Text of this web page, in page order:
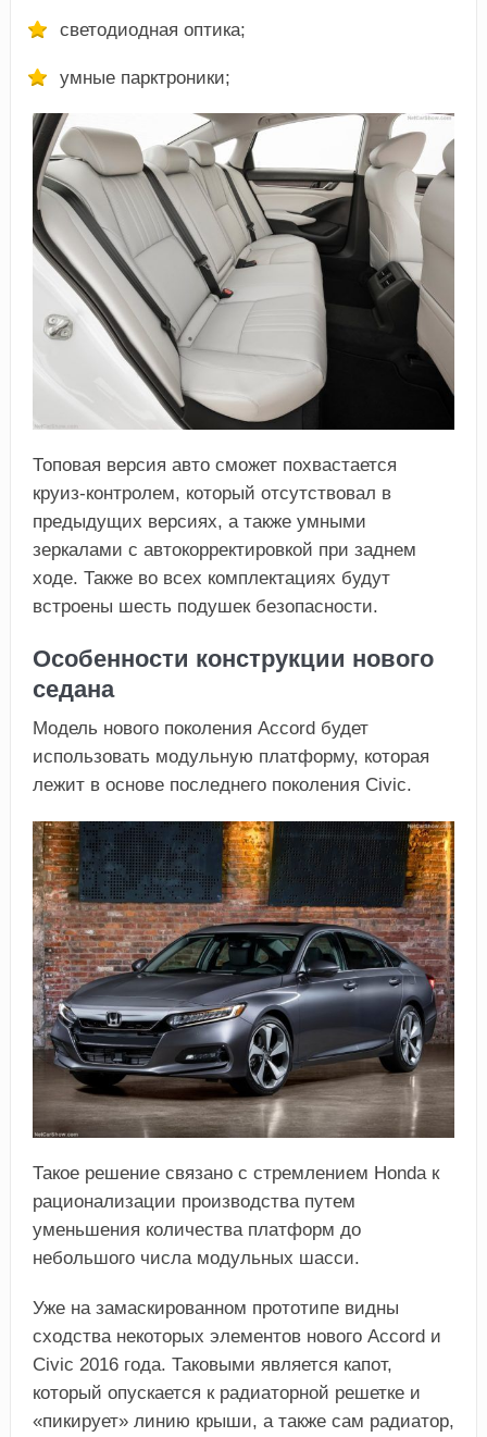
светодиодная оптика;
умные парктроники;
Топовая версия авто сможет похвастается
круиз-контролем, который отсутствовал в
предыдущих версиях, а также умными
зеркалами с автокорректировкой при заднем
ходе. Также во всех комплектациях будут
встроены шесть подушек безопасности.
Особенности конструкции нового
седана
Модель нового поколения Accord будет
использовать модульную платформу, которая
лежит в основе последнего поколения Civic.
Такое решение связано с стремлением Honda к
рационализации производства путем
уменьшения количества платформ до
небольшого числа модульных шасси.
Уже на замаскированном прототипе видны
сходства некоторых элементов нового Accord и
Civic 2016 года. Таковыми является капот,
который опускается к радиаторной решетке и
«пикирует» линию крыши, а также сам радиатор,